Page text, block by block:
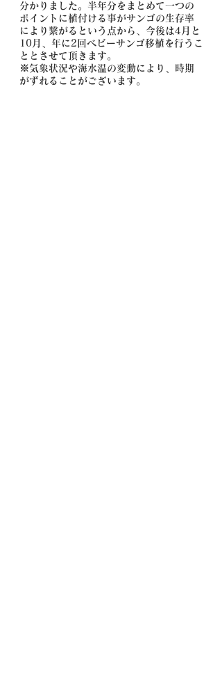
分かりました。半年分をまとめて一つの
ポイントに植付ける事がサンゴの生存率
により繋がるという点から、今後は4月と
10月、年に2回ベビーサンゴ移植を行うこ
ととさせて頂きます。
※気象状況や海水温の変動により、時期
がずれることがございます。